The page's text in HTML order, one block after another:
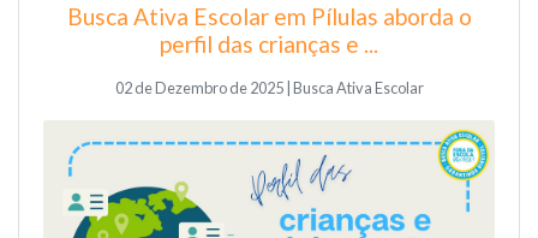
Busca Ativa Escolar em Pílulas aborda o
perfil das crianças e ...
02 de Dezembro de 2025 | Busca Ativa Escolar